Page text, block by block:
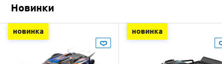
Новинки
новинка новинка